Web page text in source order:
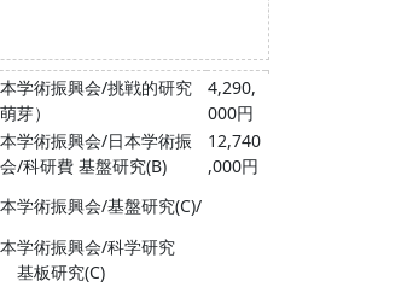
学術振興会/挑戦的研究
萌芽）
4,290,
000円
学術振興会/日本学術振
/科研費 基盤研究(B)
12,740
,000円
学術振興会/基盤研究(C)/
学術振興会/科学研究
基板研究(C)